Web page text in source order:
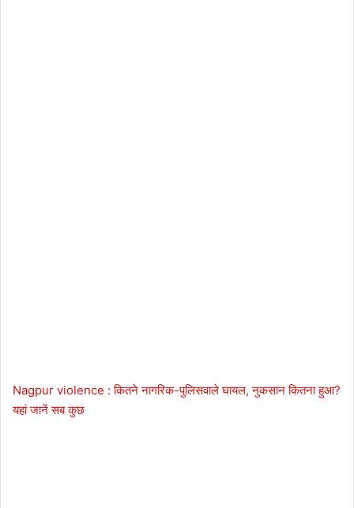
Nagpur violence : कितने नागरिक-पुलिसवाले घायल, नुकसान कितना हुआ?
यहां जानें सब कुछ